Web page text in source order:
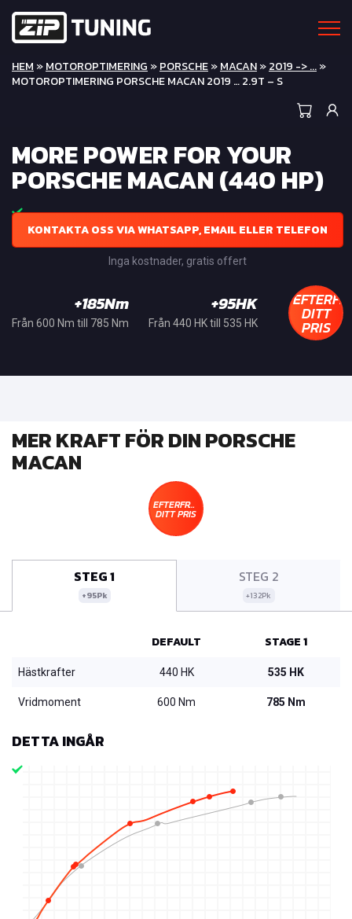
HEM »MOTOROPTIMERING »PORSCHE»MACAN»2019 -> ...»
MOTOROPTIMERING PORSCHE MACAN 2019 … 2.9T – S
MORE POWER FOR YOUR
PORSCHE MACAN (440 HP)
KONTAKTA OSS VIA WHATSAPP, EMAIL ELLER TELEFON
Inga kostnader, gratis offert
+185Nm
Från 600 Nm till 785 Nm
+95HK
Från 440 HK till 535 HK DITT
PRIS
MER KRAFT FÖR DIN PORSCHE
MACAN
EFTERFRÅGA
DITT PRIS
STEG 1
+95Pk
STEG 2
+132Pk
DEFAULT STAGE 1
Hästkrafter 440 HK 535 HK
Vridmoment 600 Nm 785 Nm
DETTA INGÅR